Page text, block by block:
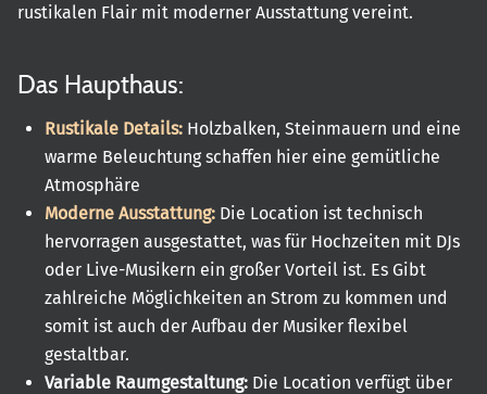
rustikalen Flair mit moderner Ausstattung vereint.
Das Haupthaus:
Rustikale Details: Holzbalken, Steinmauern und eine
warme Beleuchtung schaffen hier eine gemütliche
Atmosphäre
Moderne Ausstattung: Die Location ist technisch
hervorragen ausgestattet, was für Hochzeiten mit DJs
oder Live-Musikern ein großer Vorteil ist. Es Gibt
zahlreiche Möglichkeiten an Strom zu kommen und
somit ist auch der Aufbau der Musiker flexibel
gestaltbar.
Variable Raumgestaltung: Die Location verfügt über